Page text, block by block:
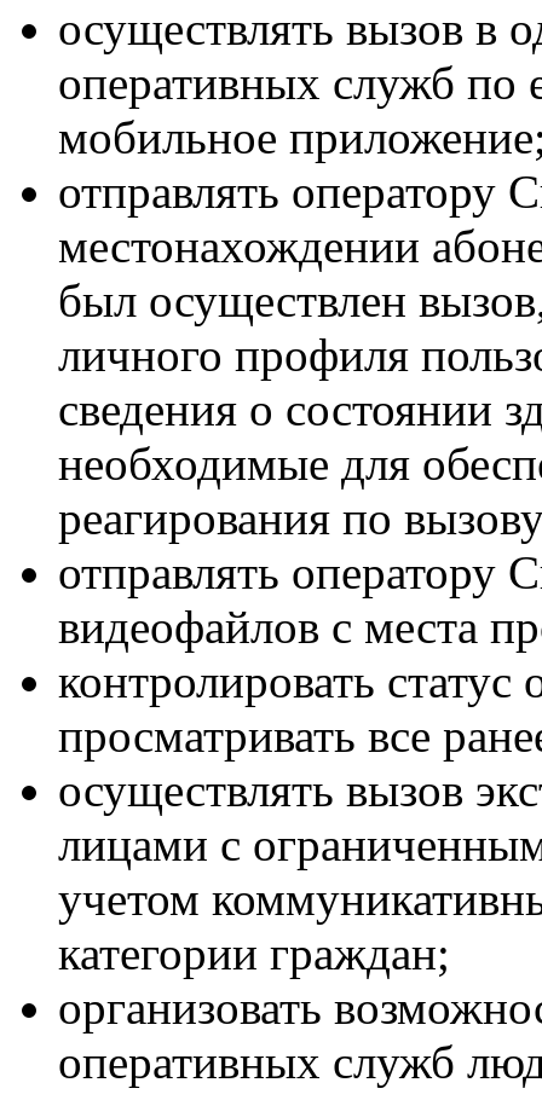
осуществлять вызов в
оперативных служб по
мобильное
отправлять оператору
местонахождении
был осуществлен
личного профиля
сведения о состоянии
необходимые для
реагирования по
отправлять оператору
видеофайлов с места
контролировать
просматривать все
осуществлять вызов
лицами с
учетом
категории граждан;
организовать
оперативных служб